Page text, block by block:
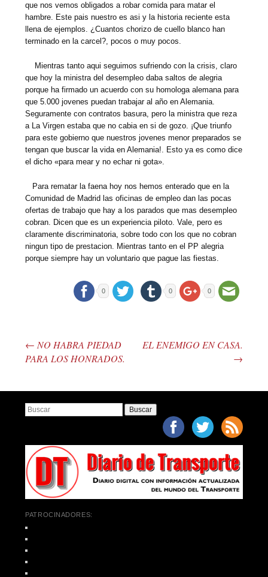
que nos vemos obligados a robar comida para matar el
hambre. Este pais nuestro es asi y la historia reciente esta
llena de ejemplos. ¿Cuantos chorizo de cuello blanco han
terminado en la carcel?, pocos o muy pocos.
Mientras tanto aqui seguimos sufriendo con la crisis, claro
que hoy la ministra del desempleo daba saltos de alegria
porque ha firmado un acuerdo con su homologa alemana para
que 5.000 jovenes puedan trabajar al año en Alemania.
Seguramente con contratos basura, pero la ministra que reza
a La Virgen estaba que no cabia en si de gozo. ¡Que triunfo
para este gobierno que nuestros jovenes menor preparados se
tengan que buscar la vida en Alemania!. Esto ya es como dice
el dicho «para mear y no echar ni gota».
Para rematar la faena hoy nos hemos enterado que en la
Comunidad de Madrid las oficinas de empleo dan las pocas
ofertas de trabajo que hay a los parados que mas desempleo
cobran. Dicen que es un experiencia piloto. Vale, pero es
claramente discriminatoria, sobre todo con los que no cobran
ningun tipo de prestacion. Mientras tanto en el PP alegria
porque siempre hay un voluntario que pague las fiestas.
0 0 0
Post navigation
← NO HABRA PIEDAD
PARA LOS HONRADOS.
EL ENEMIGO EN CASA.
→
Buscar
PATROCINADORES: